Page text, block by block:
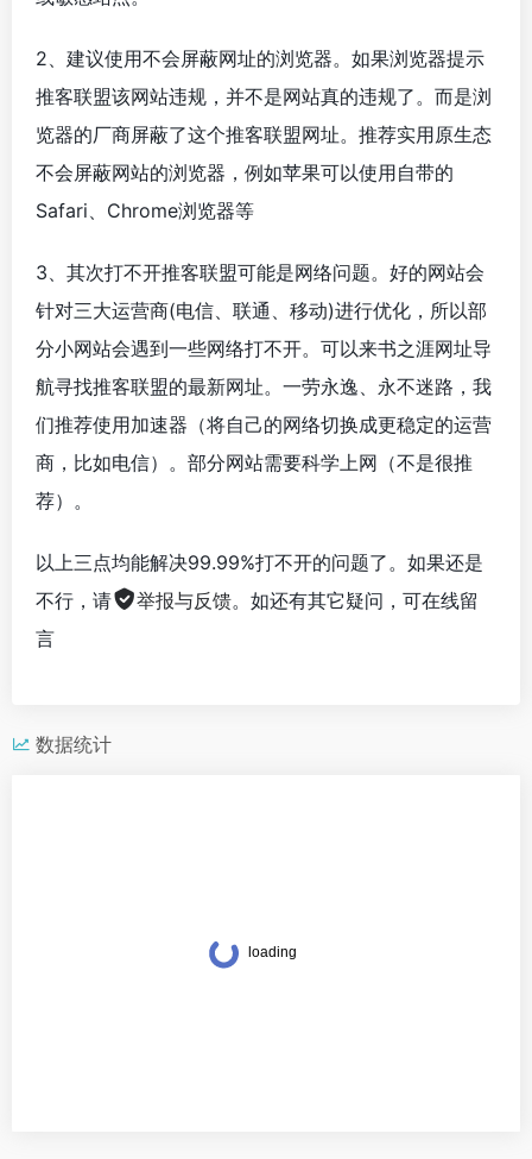
2、建议使用不会屏蔽网址的浏览器。如果浏览器提示
推客联盟该网站违规，并不是网站真的违规了。而是浏
览器的厂商屏蔽了这个推客联盟网址。推荐实用原生态
不会屏蔽网站的浏览器，例如苹果可以使用自带的
Safari、Chrome浏览器等
3、其次打不开推客联盟可能是网络问题。好的网站会
针对三大运营商(电信、联通、移动)进行优化，所以部
分小网站会遇到一些网络打不开。可以来书之涯网址导
航寻找推客联盟的最新网址。一劳永逸、永不迷路，我
们推荐使用加速器（将自己的网络切换成更稳定的运营
商，比如电信）。部分网站需要科学上网（不是很推
荐）。
以上三点均能解决99.99%打不开的问题了。如果还是
不行，请
举报与反馈。如还有其它疑问，可在线留
言
数据统计